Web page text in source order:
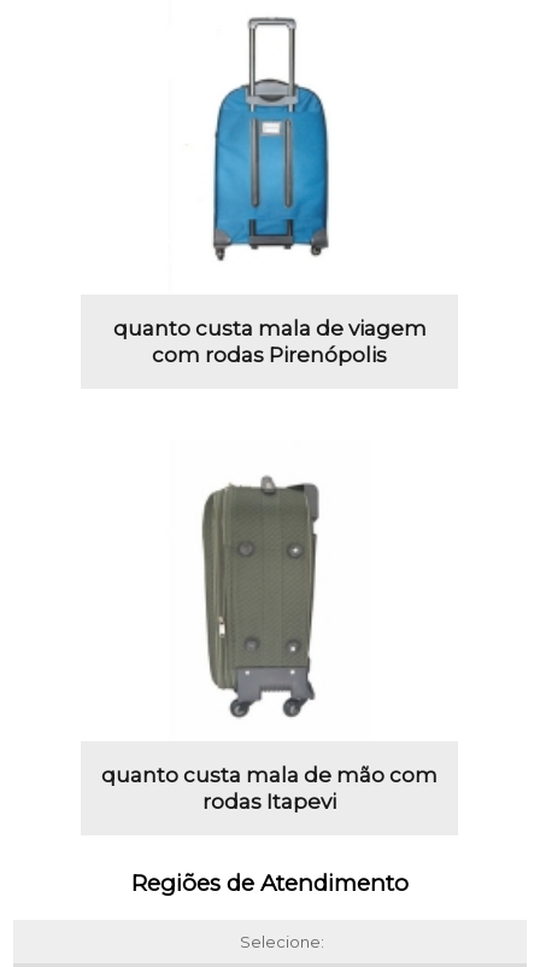
quanto custa mala de viagem
com rodas Pirenópolis
quanto custa mala de mão com
rodas Itapevi
Regiões de Atendimento
Selecione: